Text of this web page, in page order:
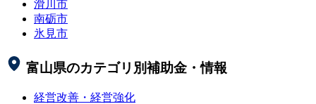
滑川市
南砺市
氷見市
富山県のカテゴリ別補助金・情報
経営改善・経営強化